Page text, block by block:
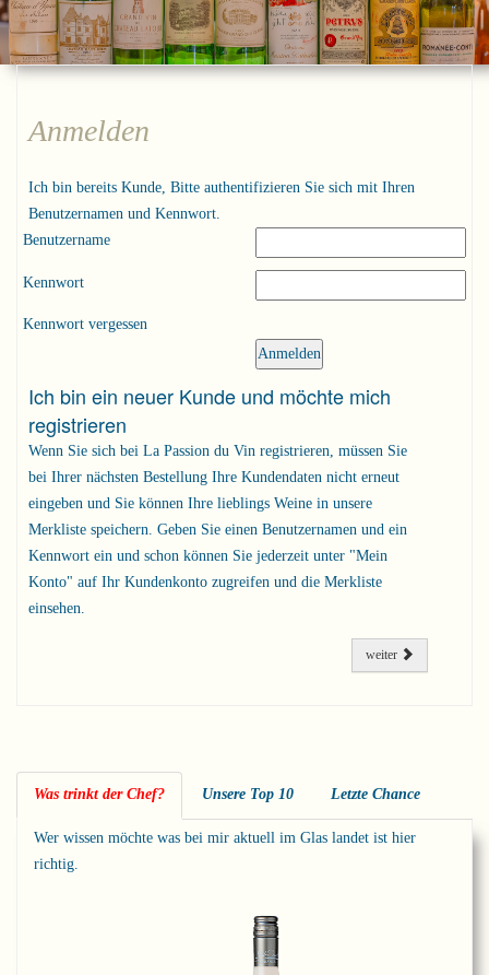
Anmelden
Ich bin bereits Kunde, Bitte authentifizieren Sie sich mit Ihren
Benutzernamen und Kennwort.
Benutzername
Kennwort
Kennwort vergessen
Ich bin ein neuer Kunde und möchte mich
registrieren
Wenn Sie sich bei La Passion du Vin registrieren, müssen Sie
bei Ihrer nächsten Bestellung Ihre Kundendaten nicht erneut
eingeben und Sie können Ihre lieblings Weine in unsere
Merkliste speichern. Geben Sie einen Benutzernamen und ein
Kennwort ein und schon können Sie jederzeit unter "Mein
Konto" auf Ihr Kundenkonto zugreifen und die Merkliste
einsehen.
weiter
Was trinkt der Chef? Unsere Top 10 Letzte Chance
Wer wissen möchte was bei mir aktuell im Glas landet ist hier
richtig.